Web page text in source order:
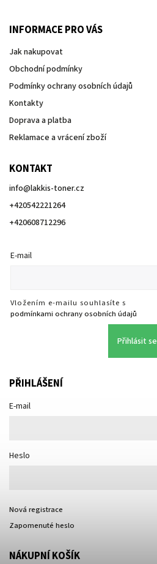
INFORMACE PRO VÁS
Jak nakupovat
Obchodní podmínky
Podmínky ochrany osobních údajů
Kontakty
Doprava a platba
Reklamace a vrácení zboží
KONTAKT
info@lakkis-toner.cz
+420542221264
+420608712296
E-mail
Vložením e-mailu souhlasíte s
podmínkami ochrany osobních údajů
Přihlásit se
PŘIHLÁŠENÍ
E-mail
Heslo
Nová registrace
Zapomenuté heslo
NÁKUPNÍ KOŠÍK